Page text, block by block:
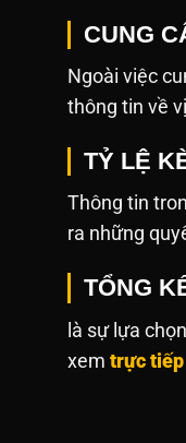
CUNG
Ngoài việc
thông tin về
TỶ LỆ
Thông tin
ra những
TỔNG
là sự lựa
xem trực